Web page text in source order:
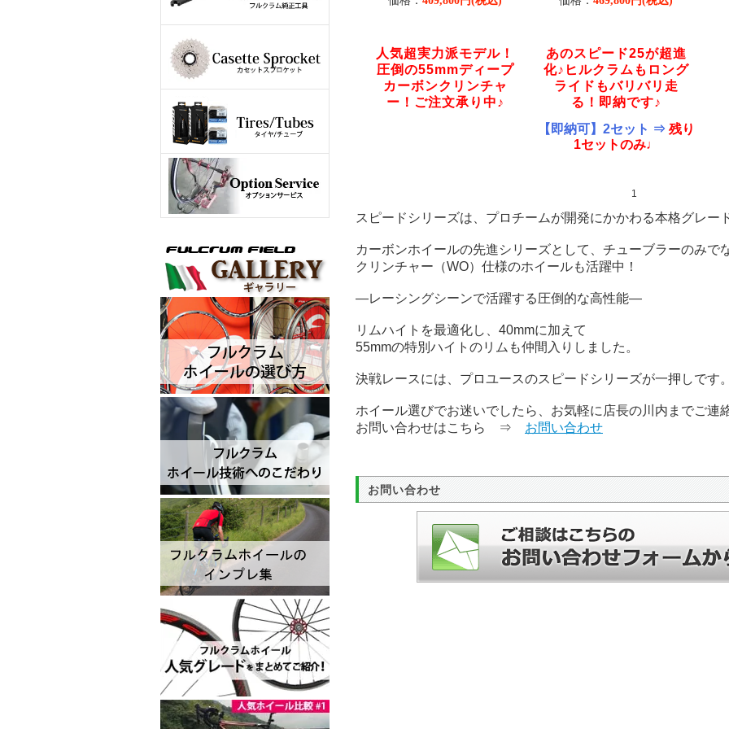
人気超実力派モデル！
圧倒の55mmディープ
カーボンクリンチャ
ー！ご注文承り中♪
あのスピード25が超進
化♪ヒルクラムもロング
ライドもバリバリ走
る！即納です♪
【即納可】2セット ⇒ 残り
1セットのみ♩
1
スピードシリーズは、プロチームが開発にかかわる本格グレード
カーボンホイールの先進シリーズとして、チューブラーのみで
クリンチャー（WO）仕様のホイールも活躍中！
―レーシングシーンで活躍する圧倒的な高性能―
リムハイトを最適化し、40mmに加えて
55mmの特別ハイトのリムも仲間入りしました。
決戦レースには、プロユースのスピードシリーズが一押しです。
ホイール選びでお迷いでしたら、お気軽に店長の川内までご連
お問い合わせはこちら ⇒ お問い合わせ
お問い合わせ